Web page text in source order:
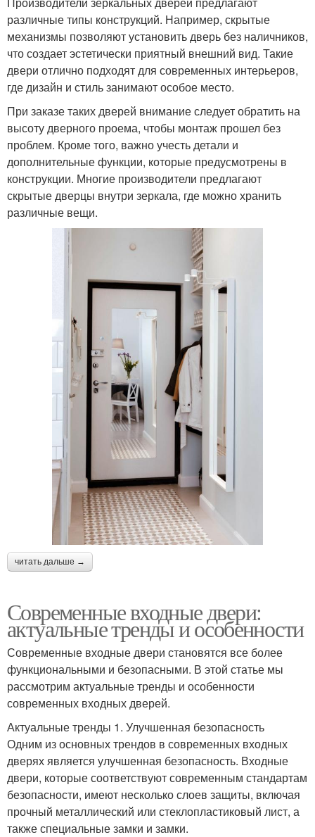
различные типы конструкций. Например, скрытые
механизмы позволяют установить дверь без наличников,
что создает эстетически приятный внешний вид. Такие
двери отлично подходят для современных интерьеров,
где дизайн и стиль занимают особое место.
При заказе таких дверей внимание следует обратить на
высоту дверного проема, чтобы монтаж прошел без
проблем. Кроме того, важно учесть детали и
дополнительные функции, которые предусмотрены в
конструкции. Многие производители предлагают
скрытые дверцы внутри зеркала, где можно хранить
различные вещи.
читать дальше →
Современные входные двери:
актуальные тренды и особенности
Современные входные двери становятся все более
функциональными и безопасными. В этой статье мы
рассмотрим актуальные тренды и особенности
современных входных дверей.
Актуальные тренды 1. Улучшенная безопасность
Одним из основных трендов в современных входных
дверях является улучшенная безопасность. Входные
двери, которые соответствуют современным стандартам
безопасности, имеют несколько слоев защиты, включая
прочный металлический или стеклопластиковый лист, а
также специальные замки и замки.